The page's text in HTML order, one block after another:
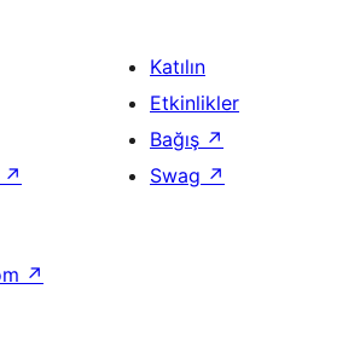
↗
Katılın
Etkinlikler
Bağış ↗
Swag ↗
↗